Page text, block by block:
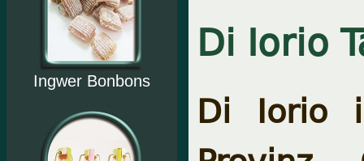
Ingwer Bonbons
Di Iorio
Di Iorio